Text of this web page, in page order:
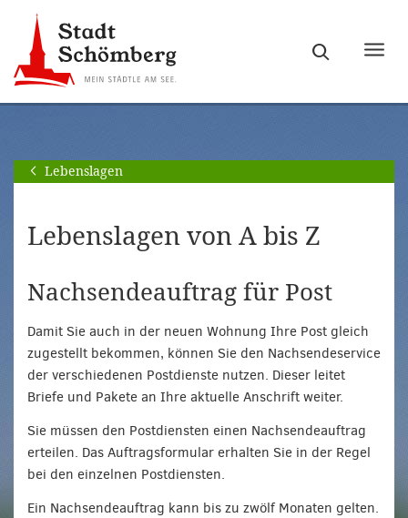
Hauptnavigation
springen
[Alt]+
Seiteninhalt
springen
[Alt]+
Lebenslagen
Lebenslagen von A bis Z
Nachsendeauftrag für Post
Damit Sie auch in der neuen Wohnung Ihre Post gleich
zugestellt bekommen, können Sie den Nachsendeservice
der verschiedenen Postdienste nutzen. Dieser leitet
Briefe und Pakete an Ihre aktuelle Anschrift weiter.
Sie müssen den Postdiensten einen Nachsendeauftrag
erteilen. Das Auftragsformular erhalten Sie in der Regel
bei den einzelnen Postdiensten.
Ein Nachsendeauftrag kann bis zu zwölf Monaten gelten.